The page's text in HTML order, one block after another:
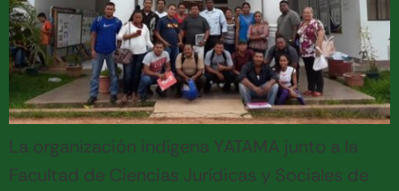
La organización indígena YATAMA junto a la
Facultad de Ciencias Jurídicas y Sociales de